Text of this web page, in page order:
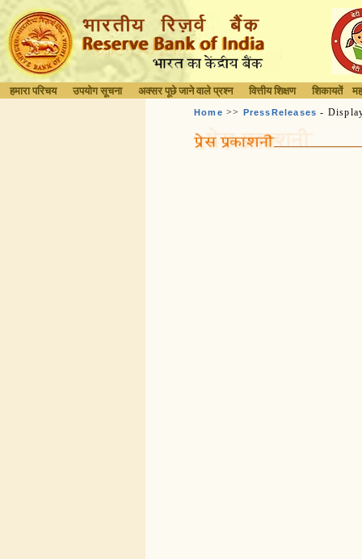
हमारा परिचय उपयोग सूचना अक्सर पूछे जाने वाले प्रश्न वित्तीय शिक्षण शिकायतें
Home >> PressReleases -